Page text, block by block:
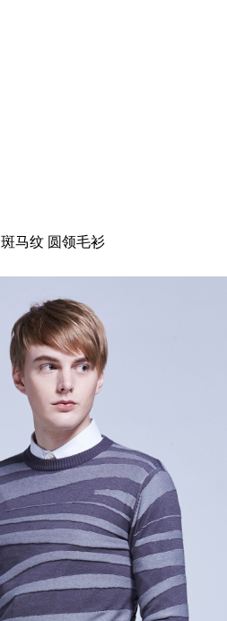
斑马纹 圆领毛衫